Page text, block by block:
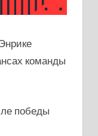
команды
победы